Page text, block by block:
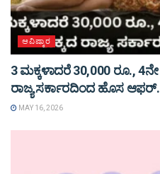
ಆವಿಷ್ಕಾರ
3 ಮಕ್ಕಳಾದರೆ 30,000 ರೂ.,
ರಾಜ್ಯ ಸರ್ಕಾರದಿಂದ ಹೊಸ
MAY 16, 2026